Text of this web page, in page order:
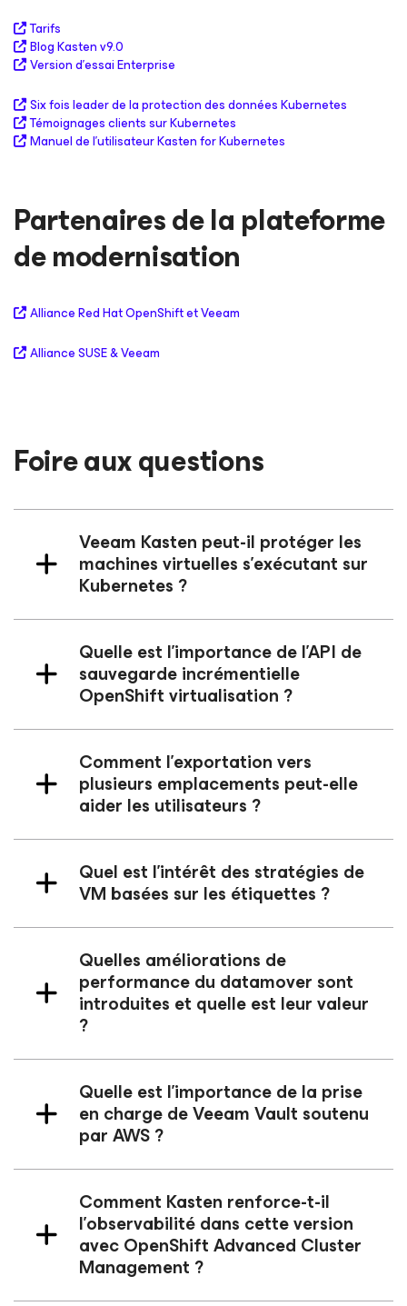
Tarifs
Blog Kasten v9.0
Version d’essai Enterprise
Six fois leader de la protection des données Kubernetes
Témoignages clients sur Kubernetes
Manuel de l’utilisateur Kasten for Kubernetes
Partenaires de la plateforme
de modernisation
Alliance Red Hat OpenShift et Veeam
Alliance SUSE & Veeam
Foire aux questions
Veeam Kasten peut-il protéger les
machines virtuelles s’exécutant sur
Kubernetes ?
Quelle est l'importance de l'API de
sauvegarde incrémentielle
OpenShift virtualisation ?
Comment l’exportation vers
plusieurs emplacements peut-elle
aider les utilisateurs ?
Quel est l'intérêt des stratégies de
VM basées sur les étiquettes ?
Quelles améliorations de
performance du datamover sont
introduites et quelle est leur valeur
?
Quelle est l’importance de la prise
en charge de Veeam Vault soutenu
par AWS ?
Comment Kasten renforce-t-il
l’observabilité dans cette version
avec OpenShift Advanced Cluster
Management ?